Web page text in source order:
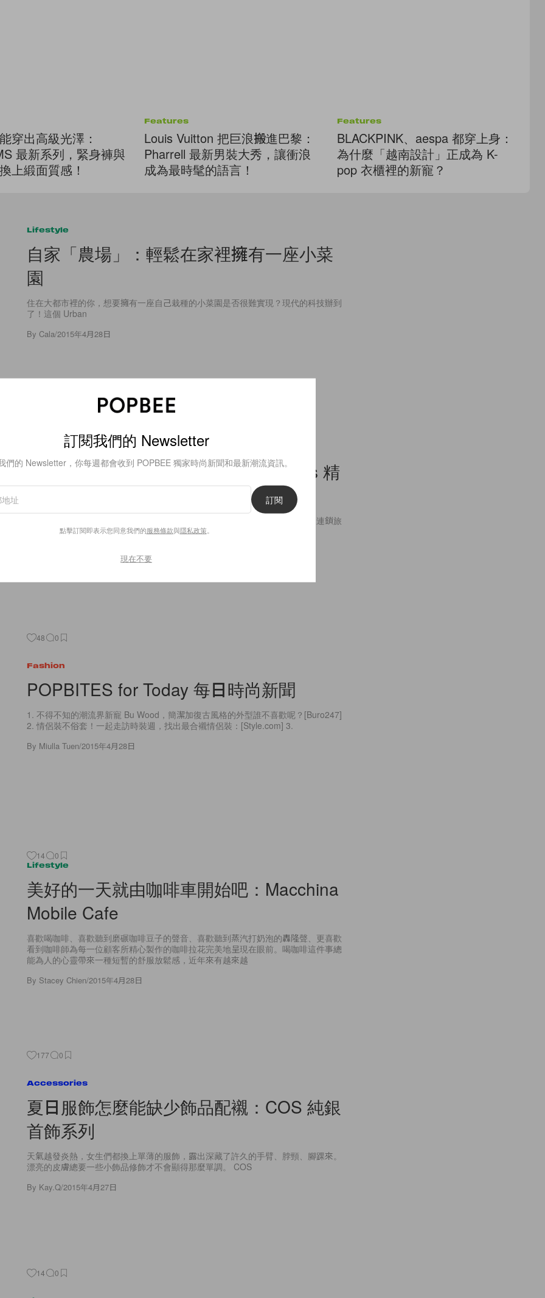
穿出高級光澤：
最新系列，緊身褲與
上緞面質感！
Features
Louis Vuitton 把巨浪搬進巴黎：
Pharrell 最新男裝大秀，讓衝浪
成為最時髦的語言！
Features
BLACKPINK、aespa 都穿上身：
為什麼「越南設計」正成為 K-
pop 衣櫃裡的新寵？
Lifestyle
自家「農場」：輕鬆在家裡擁有一座小菜
園
住在大都市裡的你，想要擁有一座自己栽種的小菜園是否很難實現？現代的科技辦到
了！這個 Urban
By Cala/2015年4月28日
Lifestyle
輕鬆暢遊花都好住宿：Generator Paris 精
品酒店
巴黎，絕對是每個女孩心中的夢幻旅遊景點之一。暢遊巴黎不一定要花大錢，連鎖旅
店 Generator
48 0
Fashion
POPBITES for Today 每日時尚新聞
1. 不得不知的潮流界新寵 Bu Wood，簡潔加復古風格的外型誰不喜歡呢？[Buro247]
2. 情侶裝不俗套！一起走訪時裝週，找出最合襯情侶裝：[Style.com] 3.
By Miulla Tuen/2015年4月28日
14 0
Lifestyle
美好的一天就由咖啡車開始吧：Macchina
Mobile Cafe
喜歡喝咖啡、喜歡聽到磨碾咖啡豆子的聲音、喜歡聽到蒸汽打奶泡的轟隆聲、更喜歡
看到咖啡師為每一位顧客所精心製作的咖啡拉花完美地呈現在眼前。喝咖啡這件事總
能為人的心靈帶來一種短暫的舒服放鬆感，近年來有越來越
By Stacey Chien/2015年4月28日
177 0
Accessories
夏日服飾怎麼能缺少飾品配襯：COS 純銀
首飾系列
天氣越發炎熱，女生們都換上單薄的服飾，露出深藏了許久的手臂、脖頸、腳踝來。
漂亮的皮膚總要一些小飾品修飾才不會顯得那麼單調。 COS
By Kay.Q/2015年4月27日
14 0
訂閱我們的 Newsletter
們的 Newsletter，你每週都會收到 POPBEE 獨家時尚新聞和最新潮流資訊。
訂閱
點擊訂閱即表示您同意我們的服務條款與隱私政策。
現在不要